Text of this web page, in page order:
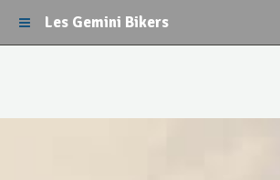
Les Gemini Bikers